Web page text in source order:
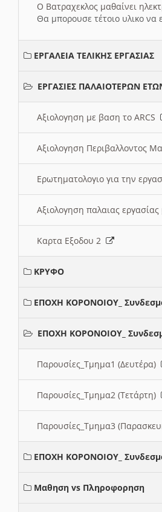
Ο Βατραχεκλος μαθαίνει
Θα μπορουσε τέτοιο υλικο να
ΕΡΓΑΛΕΙΑ ΤΕΛΙΚΗΣ ΕΡΓΑΣΙΑΣ
ΕΡΓΑΣΙΕΣ ΠΑΛΑΙΟΤΕΡΩΝ
Αξιολογηση με βαση το ARCS
Αξιολογηση Περιβαλλοντος
Ερωτηματολογιο για την
Αξιολογηση παλαιας
Καρτα Εξοδου 2
ΚΡΥΦΟ
ΕΠΟΧΗ ΚΟΡΟΝΟΙΟΥ_
ΕΠΟΧΗ ΚΟΡΟΝΟΙΟΥ_
Παρουσίες_Τμημα1 (Δευτέρα)
Παρουσίες_Τμημα2 (Τετάρτη)
Παρουσίες_Τμημα3
ΕΠΟΧΗ ΚΟΡΟΝΟΙΟΥ_
Μαθηση vs Πληροφορηση